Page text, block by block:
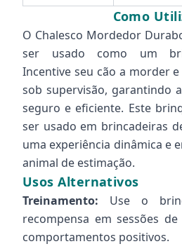
Como
O Chalesco Mordedor
ser usado como um
Incentive seu cão a morder
sob supervisão, garantindo
seguro e eficiente. Este
ser usado em brincadeiras
uma experiência dinâmica e
animal de estimação.
Usos Alternativos
Treinamento: Use o
recompensa em sessões
comportamentos positivos.